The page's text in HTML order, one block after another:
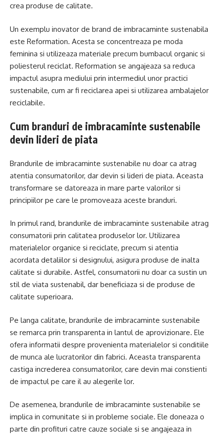
crea produse de calitate.
Un exemplu inovator de brand de imbracaminte sustenabila
este Reformation. Acesta se concentreaza pe moda
feminina si utilizeaza materiale precum bumbacul organic si
poliesterul reciclat. Reformation se angajeaza sa reduca
impactul asupra mediului prin intermediul unor practici
sustenabile, cum ar fi reciclarea apei si utilizarea ambalajelor
reciclabile.
Cum branduri de imbracaminte sustenabile
devin lideri de piata
Brandurile de imbracaminte sustenabile nu doar ca atrag
atentia consumatorilor, dar devin si lideri de piata. Aceasta
transformare se datoreaza in mare parte valorilor si
principiilor pe care le promoveaza aceste branduri.
In primul rand, brandurile de imbracaminte sustenabile atrag
consumatorii prin calitatea produselor lor. Utilizarea
materialelor organice si reciclate, precum si atentia
acordata detaliilor si designului, asigura produse de inalta
calitate si durabile. Astfel, consumatorii nu doar ca sustin un
stil de viata sustenabil, dar beneficiaza si de produse de
calitate superioara.
Pe langa calitate, brandurile de imbracaminte sustenabile
se remarca prin transparenta in lantul de aprovizionare. Ele
ofera informatii despre provenienta materialelor si conditiile
de munca ale lucratorilor din fabrici. Aceasta transparenta
castiga increderea consumatorilor, care devin mai constienti
de impactul pe care il au alegerile lor.
De asemenea, brandurile de imbracaminte sustenabile se
implica in comunitate si in probleme sociale. Ele doneaza o
parte din profituri catre cauze sociale si se angajeaza in